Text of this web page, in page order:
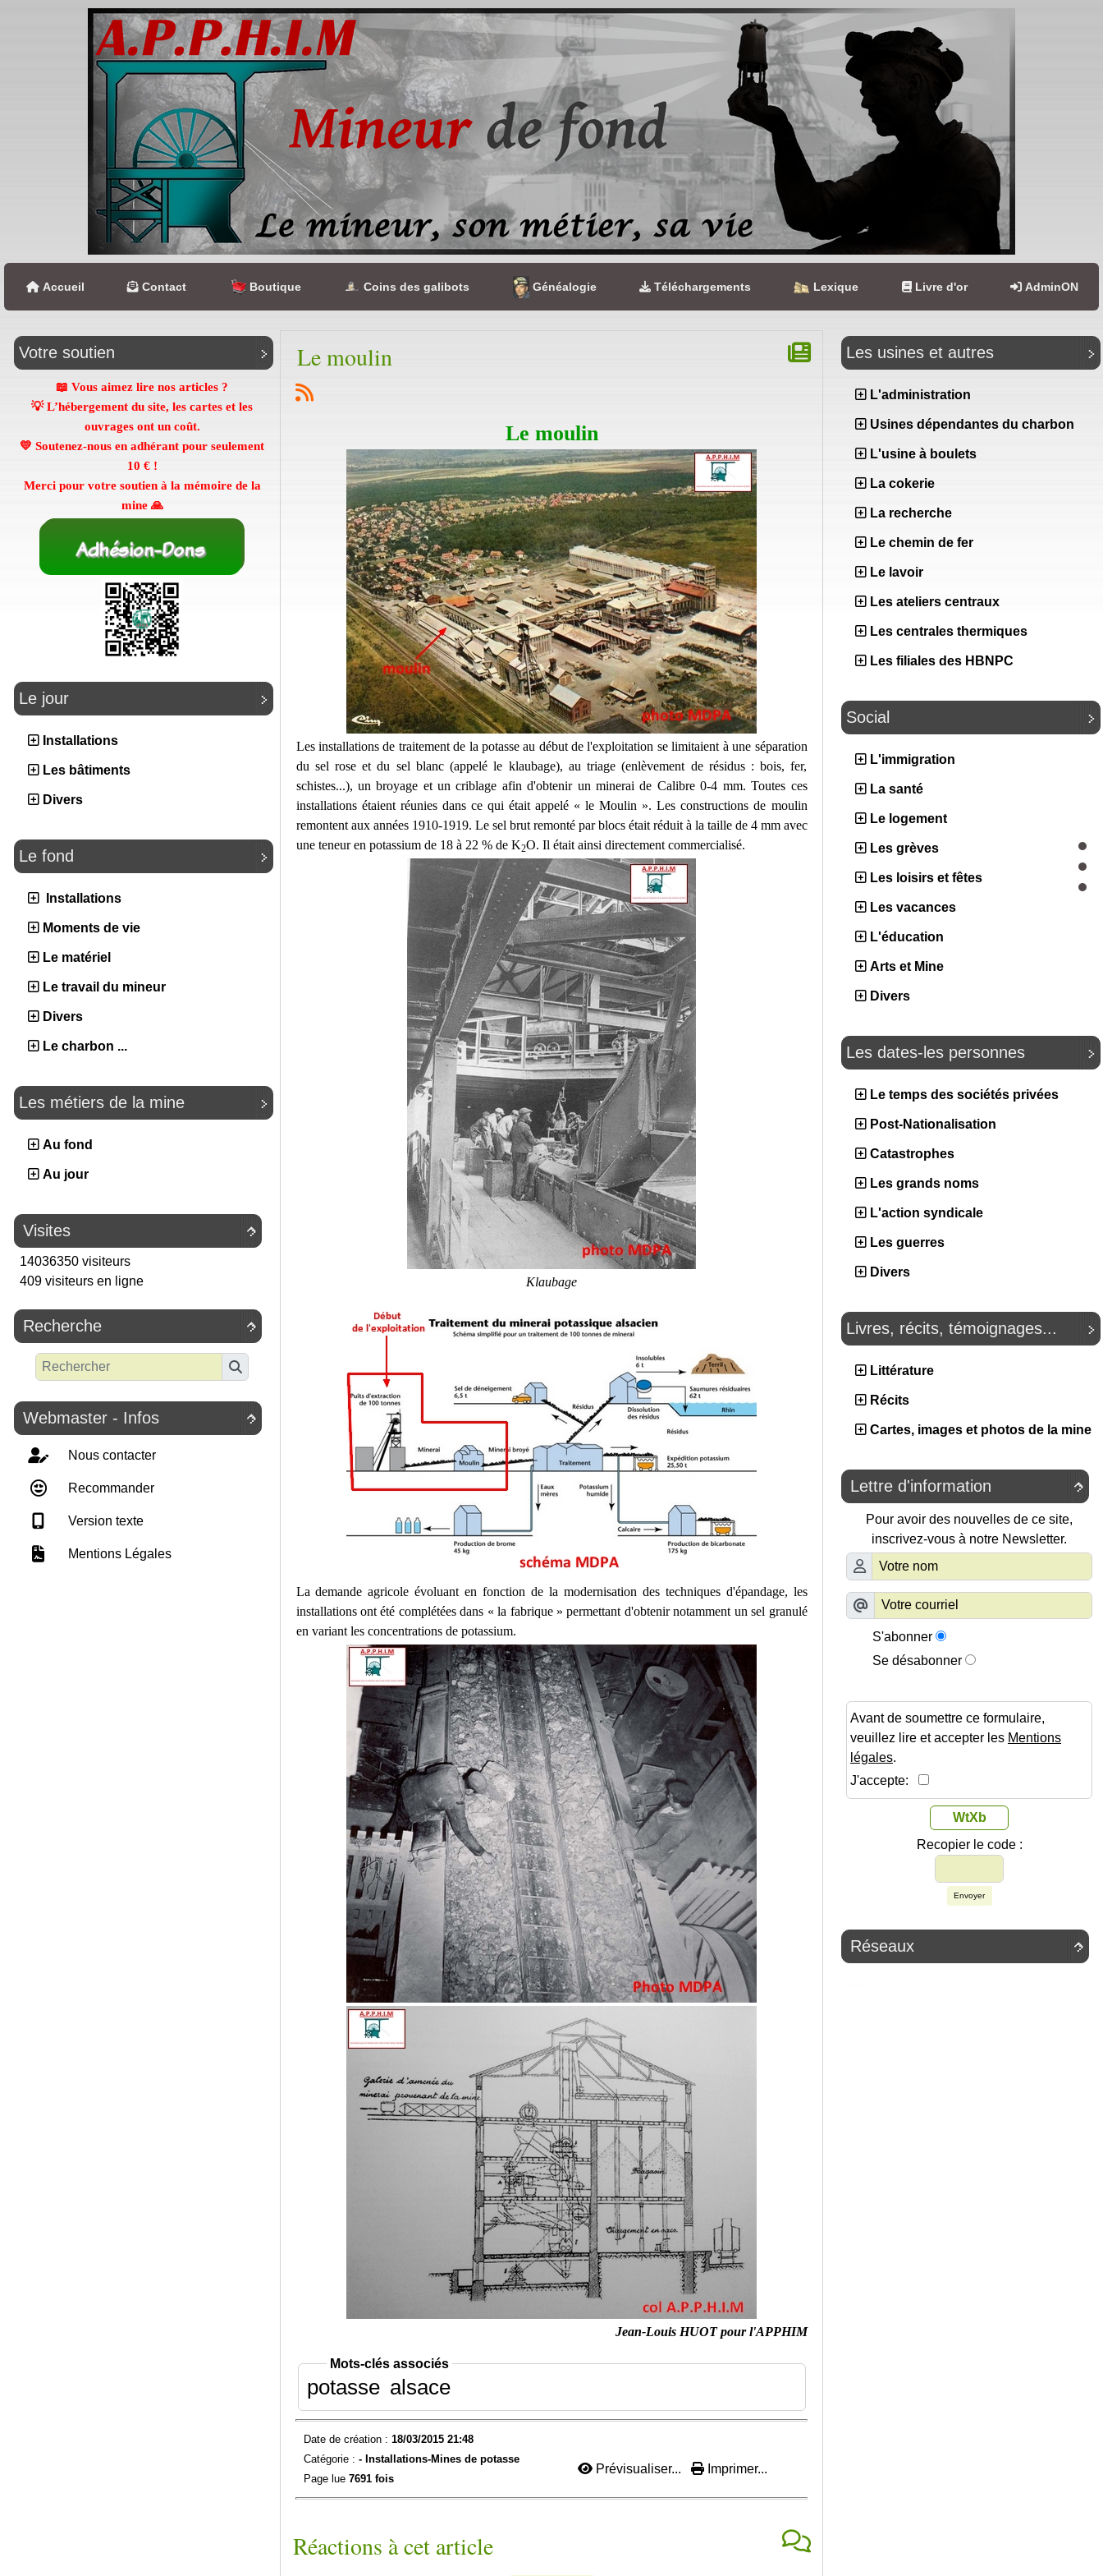
Accueil Contact Boutique Coins des galibots Généalogie Téléchargements Lexique Livre d'or AdminON
Votre soutien
📖 Vous aimez lire nos articles ?
💡 L’hébergement du site, les cartes et les
ouvrages ont un coût.
💛 Soutenez-nous en adhérant pour seulement
10 €!
Merci pour votre soutien à la mémoire de la
mine 🙏
Le jour
Installations
Les bâtiments
Divers
Le fond
Installations
Moments de vie
Le matériel
Le travail du mineur
Divers
Le charbon ...
Les métiers de la mine
Au fond
Au jour

Visites
14036350 visiteurs
409 visiteurs en ligne

Recherche

Webmaster - Infos
Nous contacter
Recommander
Version texte
Mentions Légales
Le moulin
Le moulin
Les installations de traitement de la potasse au début de l'exploitation se limitaient à une séparation
du sel rose et du sel blanc (appelé le klaubage), au triage (enlèvement de résidus : bois, fer,
schistes...), un broyage et un criblage afin d'obtenir un minerai de Calibre 0-4 mm. Toutes ces
installations étaient réunies dans ce qui était appelé « le Moulin ». Les constructions de moulin
remontent aux années 1910-1919. Le sel brut remonté par blocs était réduit à la taille de 4 mm avec
une teneur en potassium de 18 à 22 % de K2O. Il était ainsi directement commercialisé.
Klaubage
La demande agricole évoluant en fonction de la modernisation des techniques d'épandage, les
installations ont été complétées dans « la fabrique » permettant d'obtenir notamment un sel granulé
en variant les concentrations de potassium.
Jean-Louis HUOT pour l'APPHIM
Mots-clés associés
potasse alsace
Date de création : 18/03/2015 21:48
Catégorie : - Installations-Mines de potasse
Page lue 7691 fois
Prévisualiser... Imprimer...
Réactions à cet article
Les usines et autres
L'administration
Usines dépendantes du charbon
L'usine à boulets
La cokerie
La recherche
Le chemin de fer
Le lavoir
Les ateliers centraux
Les centrales thermiques
Les filiales des HBNPC
Social
L'immigration
La santé
Le logement
Les grèves
Les loisirs et fêtes
Les vacances
L'éducation
Arts et Mine
Divers
Les dates-les personnes
Le temps des sociétés privées
Post-Nationalisation
Catastrophes
Les grands noms
L'action syndicale
Les guerres
Divers
Livres, récits, témoignages...
Littérature
Récits
Cartes, images et photos de la mine

Lettre d'information
Pour avoir des nouvelles de ce site,
inscrivez-vous à notre Newsletter.
S'abonner
Se désabonner
Avant de soumettre ce formulaire,
veuillez lire et accepter les Mentions
légales.
J'accepte:
WtXb
Recopier le code :
Envoyer

Réseaux